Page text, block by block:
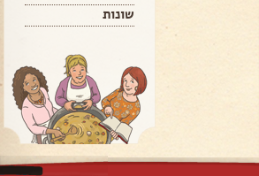
שונות